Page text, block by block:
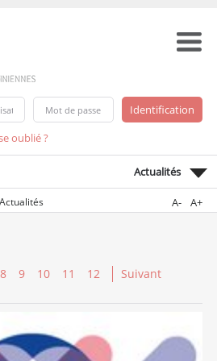
oublié ?
Actualités
Actualités A- A+
8 9 10 11 12 Suivant